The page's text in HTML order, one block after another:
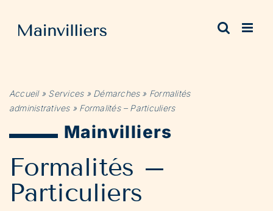
contenu
Accueil» Services» Démarches» Formalités
administratives» Formalités – Particuliers
Mainvilliers
Formalités –
Particuliers